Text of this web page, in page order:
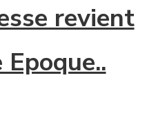
revient